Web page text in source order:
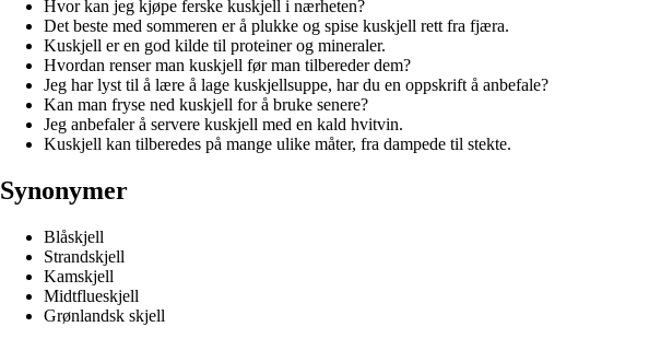
Hvor kan jeg kjøpe ferske kuskjell i nærheten?
Det beste med sommeren er å plukke og spise kuskjell rett fra fjæra.
Kuskjell er en god kilde til proteiner og mineraler.
Hvordan renser man kuskjell før man tilbereder dem?
Jeg har lyst til å lære å lage kuskjellsuppe, har du en oppskrift å anbefale?
Kan man fryse ned kuskjell for å bruke senere?
Jeg anbefaler å servere kuskjell med en kald hvitvin.
Kuskjell kan tilberedes på mange ulike måter, fra dampede til stekte.
Synonymer
Blåskjell
Strandskjell
Kamskjell
Midtflueskjell
Grønlandsk skjell